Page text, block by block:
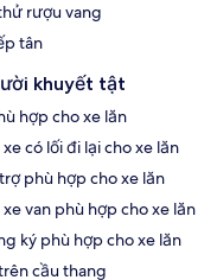
rượu vang
tân
khuyết tật
hợp cho xe lăn
có lối đi lại cho xe lăn
phù hợp cho xe lăn
xe van phù hợp cho xe lăn
ký phù hợp cho xe lăn
cầu thang